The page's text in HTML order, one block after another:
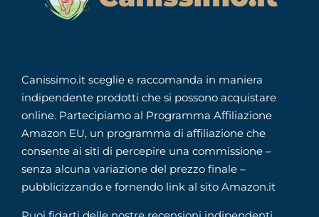
Canissimo.it sceglie e raccomanda in maniera
indipendente prodotti che si possono acquistare
online. Partecipiamo al Programma Affiliazione
Amazon EU, un programma di affiliazione che
consente ai siti di percepire una commissione –
senza alcuna variazione del prezzo finale –
pubblicizzando e fornendo link al sito Amazon.it